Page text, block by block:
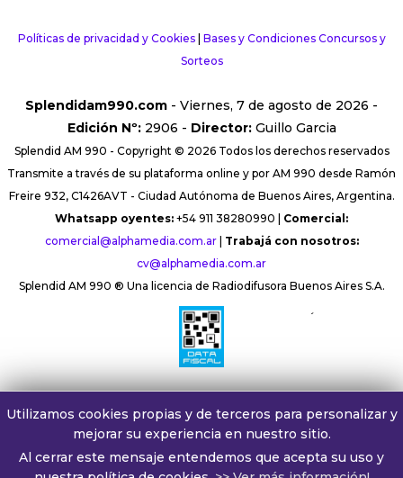
Políticas de privacidad y Cookies| Bases y Condiciones Concursos y
Sorteos
Splendidam990.com - Viernes, 7 de agosto de 2026 -
Edición Nº:2906 - Director:Guillo Garcia
Splendid AM 990 - Copyright © 2026 Todos los derechos reservados
Transmite a través de su plataforma online y por AM 990 desde Ramón
Freire 932, C1426AVT - Ciudad Autónoma de Buenos Aires, Argentina.
Whatsapp oyentes: +54 911 38280990 | Comercial:
comercial@alphamedia.com.ar| Trabajá con nosotros:
cv@alphamedia.com.ar
Splendid AM 990 ® Una licencia de Radiodifusora Buenos Aires S.A.
´
Utilizamos cookies propias y de terceros para personalizar y
mejorar su experiencia en nuestro sitio.
Al cerrar este mensaje entendemos que acepta su uso y